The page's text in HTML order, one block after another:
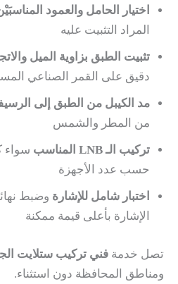
اختيار الحامل والعمود
المراد التثبيت عليه
تثبيت الطبق بزاوية الميل
دقيق على القمر الصناعي
مد الكيبل من الطبق إلى
من المطر والشمس
تركيب الـ LNB المناسب
سواء
حسب عدد الأجهزة
اختبار شامل للإشارة وضبط
الإشارة بأعلى قيمة ممكنة
تصل خدمة فني تركيب ستلايت
ومناطق المحافظة دون استثناء.